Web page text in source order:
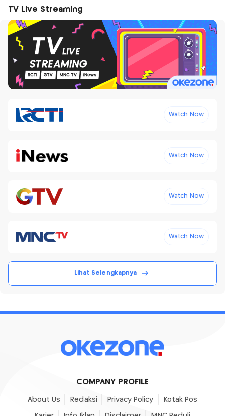
TV Live Streaming
Watch Now
Watch Now
Watch Now
Watch Now
Lihat Selengkapnya
COMPANY PROFILE
About Us Redaksi Privacy Policy Kotak Pos